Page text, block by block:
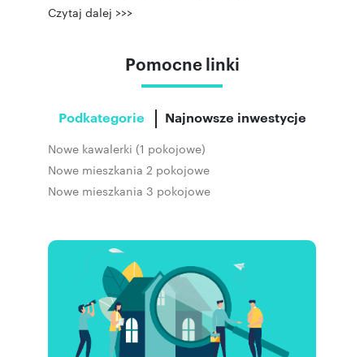
Czytaj dalej >>>
Pomocne linki
Podkategorie Najnowsze inwestycje
Nowe kawalerki (1 pokojowe)
Nowe mieszkania 2 pokojowe
Nowe mieszkania 3 pokojowe